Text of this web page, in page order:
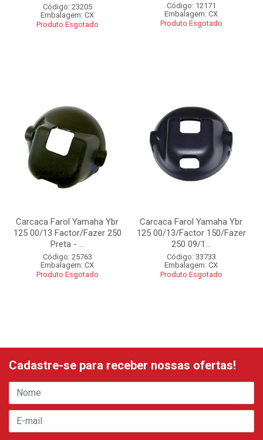
Código: 23205
Embalagem: CX
Produto Esgotado
Código: 12171
Embalagem: CX
Produto Esgotado
Carcaca Farol Yamaha Ybr
125 00/13 Factor/Fazer 250
Preta - ...
Código: 25763
Embalagem: CX
Produto Esgotado
Carcaca Farol Yamaha Ybr
125 00/13/Factor 150/Fazer
250 09/1...
Código: 33733
Embalagem: CX
Produto Esgotado
Cadastre-se para receber nossas ofertas!